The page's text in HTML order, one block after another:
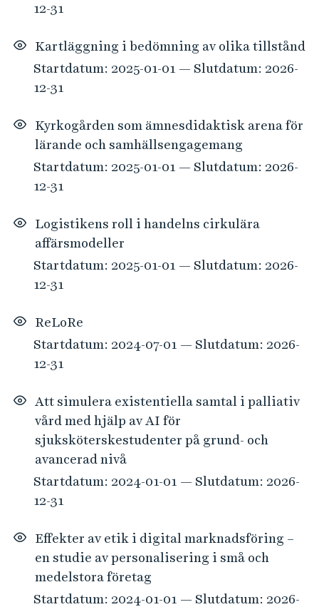
12-31
Kartläggning i bedömning av olika tillstånd
Startdatum: 2025-01-01 — Slutdatum: 2026-
12-31
Kyrkogården som ämnesdidaktisk arena för
lärande och samhällsengagemang
Startdatum: 2025-01-01 — Slutdatum: 2026-
12-31
Logistikens roll i handelns cirkulära
affärsmodeller
Startdatum: 2025-01-01 — Slutdatum: 2026-
12-31
ReLoRe
Startdatum: 2024-07-01 — Slutdatum: 2026-
12-31
Att simulera existentiella samtal i palliativ
vård med hjälp av AI för
sjuksköterskestudenter på grund- och
avancerad nivå
Startdatum: 2024-01-01 — Slutdatum: 2026-
12-31
Effekter av etik i digital marknadsföring –
en studie av personalisering i små och
medelstora företag
Startdatum: 2024-01-01 — Slutdatum: 2026-